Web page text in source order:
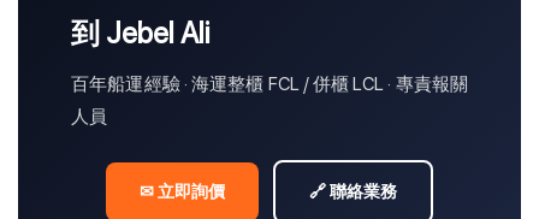
到 Jebel Ali
百年船運經驗 · 海運整櫃 FCL / 併櫃 LCL · 專責報關
人員
✉ 立即詢價 🔗 聯絡業務